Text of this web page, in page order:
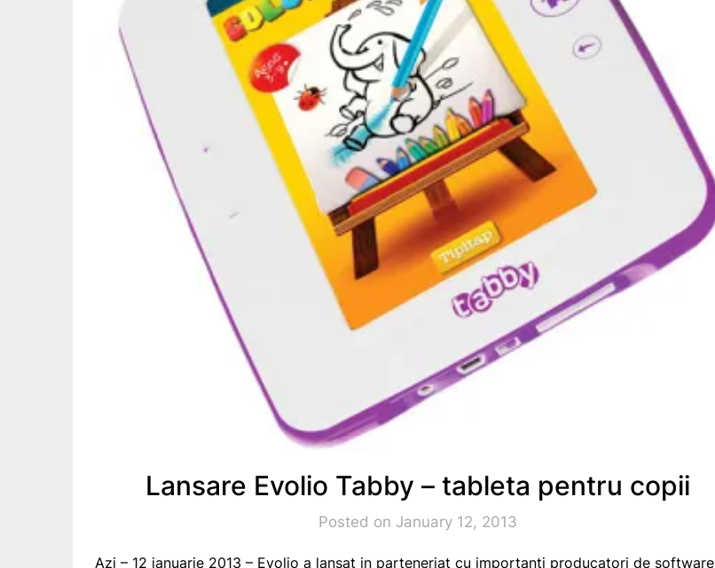
Lansare Evolio Tabby – tableta pentru copii
Posted on January 12, 2013
Azi – 12 ianuarie 2013 – Evolio a lansat in parteneriat cu importanti producatori de software